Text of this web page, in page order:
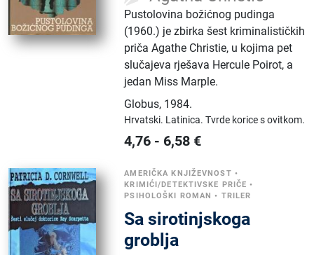
Pustolovina božićnog pudinga
(1960.) je zbirka šest kriminalističkih
priča Agathe Christie, u kojima pet
slučajeva rješava Hercule Poirot, a
jedan Miss Marple.
Globus, 1984.
Hrvatski. Latinica.Tvrde korice s ovitkom.
4,76 - 6,58 €
AMERIČKA KNJIŽEVNOST •
KRIMIĆI/DETEKTIVSKE PRIČE •
PSIHOLOŠKI ROMAN • TRILER
Sa sirotinjskoga
groblja